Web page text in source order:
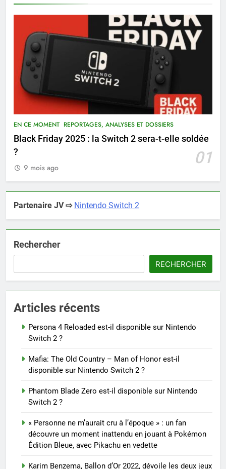
EN CE MOMENT REPORTAGES, ANALYSES ET DOSSIERS
Black Friday 2025 : la Switch 2 sera-t-elle soldée
?
01
9 mois ago
Partenaire JV ⇨ Nintendo Switch 2
Rechercher
RECHERCHER
Articles récents
Persona 4 Reloaded est-il disponible sur Nintendo
Switch 2 ?
Mafia: The Old Country – Man of Honor est-il
disponible sur Nintendo Switch 2 ?
Phantom Blade Zero est-il disponible sur Nintendo
Switch 2 ?
« Personne ne m’aurait cru à l’époque » : un fan
découvre un moment inattendu en jouant à Pokémon
Édition Bleue, avec Pikachu en vedette
Karim Benzema, Ballon d’Or 2022, dévoile les deux jeux